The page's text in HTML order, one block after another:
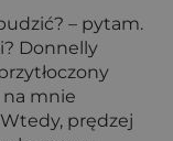
– pytam.
Donnelly
na mnie
prędzej